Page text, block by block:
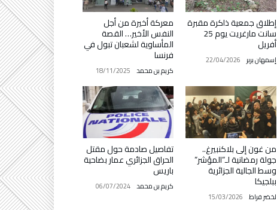
معركة أخيرة من أجل
النفس الأخير… القصة
المأساوية لشعبان تبول في
فرنسا
كريم بن محمد 18/11/2025
إطلاق جمعية ذاكرة مقبرة
سانت مارغريت يوم 25
أفريل
إسمهان بربر 22/04/2026
تفاصيل صادمة حول مقتل
الحراق الجزائري عمار بضاحية
باريس
كريم بن محمد 06/07/2024
من غون إلى بلاكنبيرغ..
جولة رمضانية لـ”المؤشر”
وسط الجالية الجزائرية
ببلجيكا
لخضر فراط 15/03/2026